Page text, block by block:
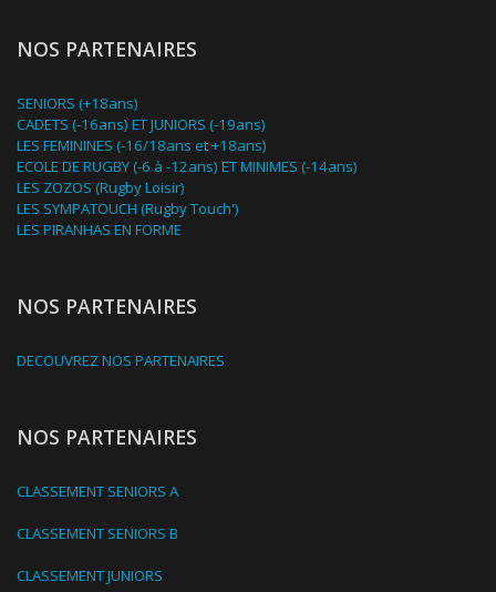
NOS PARTENAIRES
SENIORS (+18ans)
CADETS (-16ans) ET JUNIORS (-19ans)
LES FEMININES (-16/18ans et +18ans)
ECOLE DE RUGBY (-6 à -12ans) ET MINIMES (-14ans)
LES ZOZOS (Rugby Loisir)
LES SYMPATOUCH (Rugby Touch')
LES PIRANHAS EN FORME
NOS PARTENAIRES
DECOUVREZ NOS PARTENAIRES
NOS PARTENAIRES
CLASSEMENT SENIORS A
CLASSEMENT SENIORS B
CLASSEMENT JUNIORS